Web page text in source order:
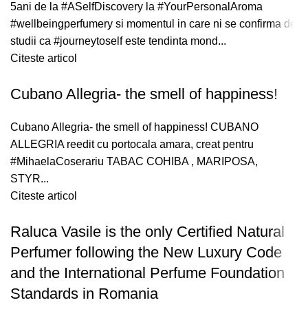
5ani de la #ASelfDiscovery la #YourPersonalAroma
#wellbeingperfumery si momentul in care ni se confirma de
studii ca #journeytoself este tendinta mond...
Citeste articol
Cubano Allegria- the smell of happiness!
Cubano Allegria- the smell of happiness! CUBANO
ALLEGRIA reedit cu portocala amara, creat pentru
#MihaelaCoserariu TABAC COHIBA , MARIPOSA,
STYR...
Citeste articol
Raluca Vasile is the only Certified Natural
Perfumer following the New Luxury Code
and the International Perfume Foundation
Standards in Romania